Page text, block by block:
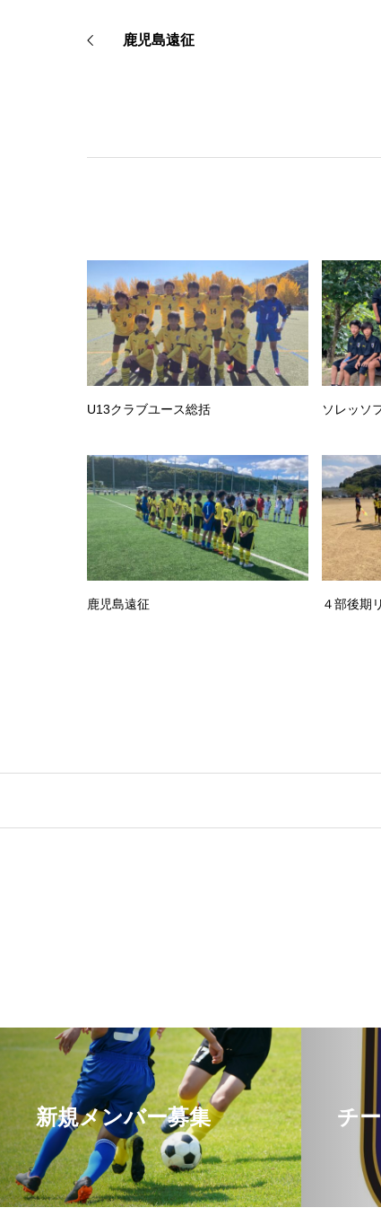
鹿児島遠征
U13クラブユース総括 ソレッソ
鹿児島遠征 ４部後期
新規メンバー募集 チ